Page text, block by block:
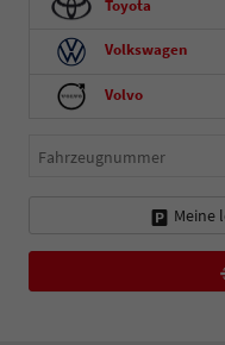
Toyota
Volkswagen
Volvo
Fahrzeugnummer
Meine